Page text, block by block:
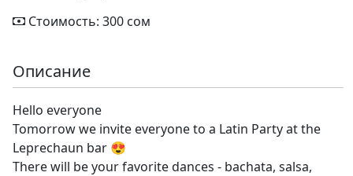
Стоимость: 300 сом
Описание
Hello everyone
Tomorrow we invite everyone to a Latin Party at the
Leprechaun bar 😍
There will be your favorite dances - bachata, salsa,